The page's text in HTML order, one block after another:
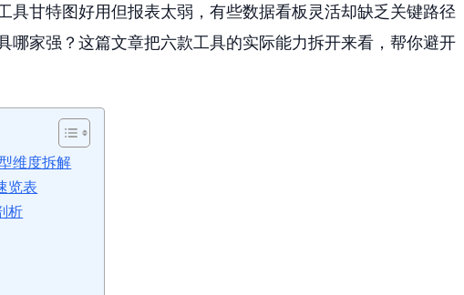
具甘特图好用但报表太弱，有些数据看板灵活却缺乏关键路径
哪家强？这篇文章把六款工具的实际能力拆开来看，帮你避开
维度拆解
览表
析